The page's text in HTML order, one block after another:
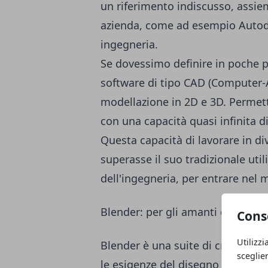
un riferimento indiscusso,
azienda, come ad esempio
ingegneria.
Se dovessimo definire in poche
software di tipo CAD
modellazione in 2D e 3D.
con una capacità quasi infinita
Questa capacità di lavorare in
superasse il suo tradizionale
dell'ingegneria, per entrare nel
Blender: per gli amanti
Blender è una suite di
le esigenze del disegno 3D: